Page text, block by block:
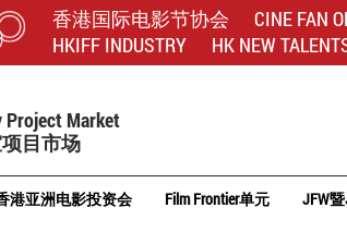
香港国际电影节协会 CINE FAN
HKIFF INDUSTRY
HK NEW
Project Market
目市场
港亚洲电影投资会 Film Frontier单元 JFW